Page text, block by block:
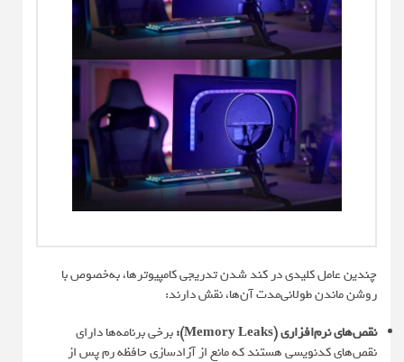
چندین عامل کلیدی در کند شدن تدریجی کامپیوترها، به‌خصوص با
روشن ماندن طولانی‌مدت آن‌ها، نقش دارند:
نقص‌های نرم‌افزاری (Memory Leaks):
برخی برنامه‌ها دارای
نقص‌های کدنویسی هستند که مانع از آزادسازی حافظه رم پس از